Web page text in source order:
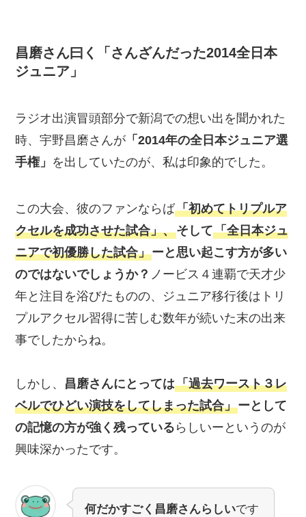
昌磨さん曰く「さんざんだった2014全日本
ジュニア」
ラジオ出演冒頭部分で新潟での想い出を聞かれた
時、宇野昌磨さんが 「2014年の全日本ジュニア選
手権」 を出していたのが、私は印象的でした。
この大会、彼のファンならば「初めてトリプルア
クセルを成功させた試合」、そして「全日本ジュ
ニアで初優勝した試合」ーと思い起こす方が多い
のではないでしょうか？ ノービス４連覇で天才少
年と注目を浴びたものの、ジュニア移行後はトリ
プルアクセル習得に苦しむ数年が続いた末の出来
事でしたからね。
しかし、 昌磨さんにとっては「過去ワースト３レ
ベルでひどい演技をしてしまった試合」ーとして
の記憶の方が強く残っている らしいーというのが
興味深かったです。
何だかすごく昌磨さんらしいです